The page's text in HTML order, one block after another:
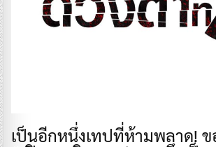
เป็นอีกหนึ่งเทปที่ห้ามพลาด! ข